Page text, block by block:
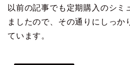
以前の記事でも定期購入のシミ
ましたので、その通りにしっか
ています。